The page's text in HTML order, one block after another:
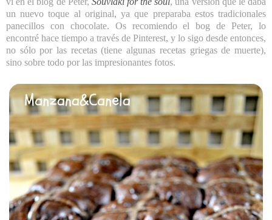
un nuevo toque al original, ya que preparaba estos tradicionales
panecillos con chocolate. Os recomiendo el bog de Peter, lo
encontré hace tiempo a través de Pinterest, y lo sigo desde entonces,
no sólo por las recetas (tiene algunas recetas griegas de muerte),
sino sobre todo por las impresionantes fotos.